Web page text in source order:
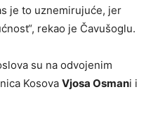
je to uznemirujuće, jer
rekao je Čavušoglu.
su na odvojenim
Kosova Vjosa Osmani i